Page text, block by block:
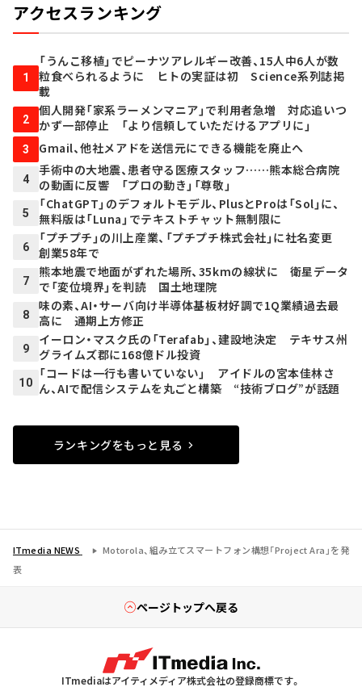
アクセスランキング
1
「うんこ移植」でピーナツアレルギー改善、15人中6人が数
粒食べられるように ヒトの実証は初 Science系列誌掲
載
2
個人開発「家系ラーメンマニア」で利用者急増 対応追いつ
かず一部停止 「より信頼していただけるアプリに」
3 Gmail、他社メアドを送信元にできる機能を廃止へ
4
手術中の大地震、患者守る医療スタッフ……熊本総合病院
の動画に反響 「プロの動き」「尊敬」
5
「ChatGPT」のデフォルトモデル、PlusとProは「Sol」に、
無料版は「Luna」でテキストチャット無制限に
6
「プチプチ」の川上産業、「プチプチ株式会社」に社名変更
創業58年で
7
熊本地震で地面がずれた場所、35kmの線状に 衛星データ
で「変位境界」を判読 国土地理院
8
味の素、AI・サーバ向け半導体基板材好調で1Q業績過去最
高に 通期上方修正
9
イーロン・マスク氏の「Terafab」、建設地決定 テキサス州
グライムズ郡に168億ドル投資
10
「コードは一行も書いていない」 アイドルの宮本佳林さ
ん、AIで配信システムを丸ごと構築 “技術ブログ”が話題
ランキングをもっと見る
ITmedia NEWS
Motorola、組み立てスマートフォン構想「Project Ara」を発
表
ページトップへ戻る
ITmediaはアイティメディア株式会社の登録商標です。